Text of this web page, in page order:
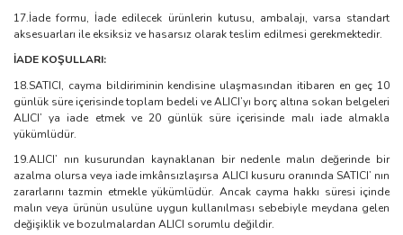
17.İade formu, İade edilecek ürünlerin kutusu, ambalajı, varsa standart
aksesuarları ile eksiksiz ve hasarsız olarak teslim edilmesi gerekmektedir.
İADE KOŞULLARI:
18.SATICI, cayma bildiriminin kendisine ulaşmasından itibaren en geç 10
günlük süre içerisinde toplam bedeli ve ALICI’yı borç altına sokan belgeleri
ALICI’ ya iade etmek ve 20 günlük süre içerisinde malı iade almakla
yükümlüdür.
19.ALICI’ nın kusurundan kaynaklanan bir nedenle malın değerinde bir
azalma olursa veya iade imkânsızlaşırsa ALICI kusuru oranında SATICI’ nın
zararlarını tazmin etmekle yükümlüdür. Ancak cayma hakkı süresi içinde
malın veya ürünün usulüne uygun kullanılması sebebiyle meydana gelen
değişiklik ve bozulmalardan ALICI sorumlu değildir.